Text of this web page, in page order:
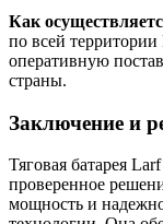
Как
по всей территории
оперативную
страны.
Заключение и
Тяговая батарея
проверенное
мощность и